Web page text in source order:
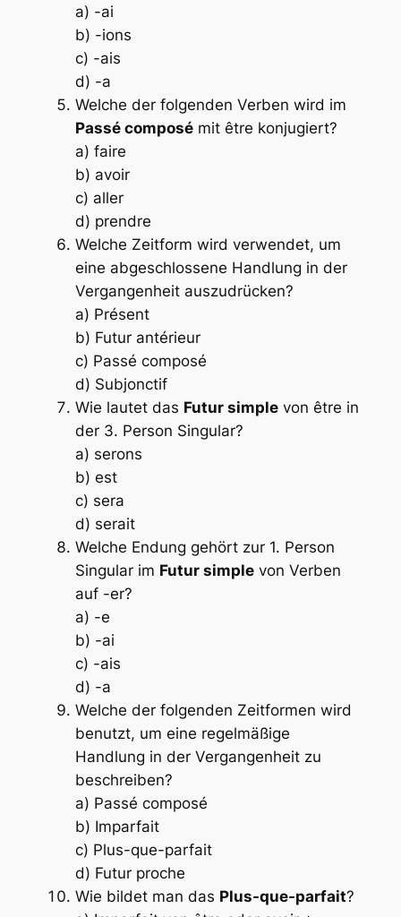
a) -ai
b) -ions
c) -ais
d) -a
Welche der folgenden Verben wird im
Passé composémit être konjugiert?
a) faire
b) avoir
c) aller
d) prendre
Welche Zeitform wird verwendet, um
eine abgeschlossene Handlung in der
Vergangenheit auszudrücken?
a) Présent
b) Futur antérieur
c) Passé composé
d) Subjonctif
Wie lautet das Futur simplevon être in
der 3. Person Singular?
a) serons
b) est
c) sera
d) serait
Welche Endung gehört zur 1. Person
Singular im Futur simplevon Verben
auf -er?
a) -e
b) -ai
c) -ais
d) -a
Welche der folgenden Zeitformen wird
benutzt, um eine regelmäßige
Handlung in der Vergangenheit zu
beschreiben?
a) Passé composé
b) Imparfait
c) Plus-que-parfait
d) Futur proche
Wie bildet man das Plus-que-parfait?